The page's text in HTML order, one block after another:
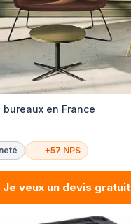
en France
+57 NPS
Je veux un devis gratuit